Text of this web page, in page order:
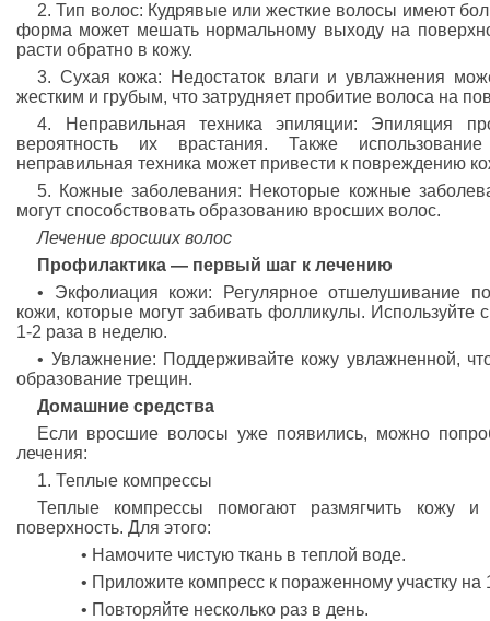
2. Тип волос: Кудрявые или жесткие волосы имеют
форма может мешать нормальному выходу на
расти обратно в кожу.
3. Сухая кожа: Недостаток влаги и увлажнения
жестким и грубым, что затрудняет пробитие волоса на
4. Неправильная техника эпиляции: Эпиляция
вероятность их врастания. Также
неправильная техника может привести к повреждению
5. Кожные заболевания: Некоторые кожные
могут способствовать образованию вросших волос.
Лечение вросших волос
Профилактика — первый шаг к лечению
• Экфолиация кожи: Регулярное отшелушивание
кожи, которые могут забивать фолликулы.
1-2 раза в неделю.
• Увлажнение: Поддерживайте кожу увлажненной,
образование трещин.
Домашние средства
Если вросшие волосы уже появились, можно
лечения:
1. Теплые компрессы
Теплые компрессы помогают размягчить кожу
поверхность. Для этого:
• Намочите чистую ткань в теплой воде.
• Приложите компресс к пораженному участку на
• Повторяйте несколько раз в день.